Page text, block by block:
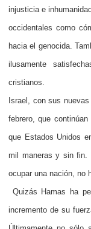
injusticia e
occidentales como
hacia el genocida.
ilusamente
cristianos.
Israel, con sus
febrero, que
que Estados Unidos
mil maneras y sin fin.
ocupar una nación, no
Quizás Hamas ha
incremento de su